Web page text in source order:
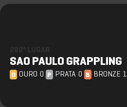
SAO PAULO GRAPPLING
O OURO 0 P PRATA 0 B BRONZE 1